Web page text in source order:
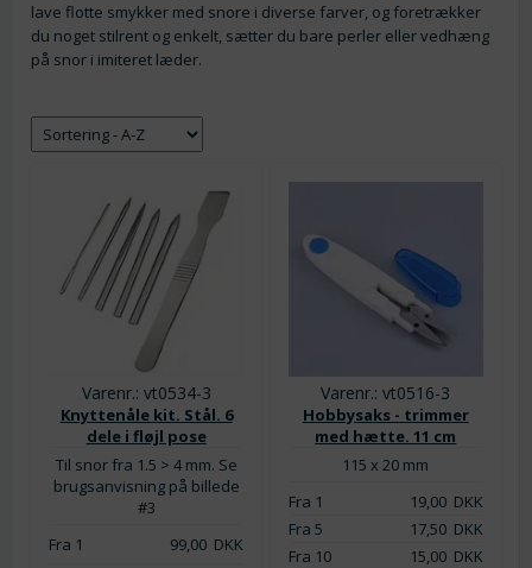
lave flotte smykker med snore i diverse farver, og foretrækker
du noget stilrent og enkelt, sætter du bare perler eller vedhæng
på snor i imiteret læder.
Varenr.: vt0534-3
Knyttenåle kit. Stål. 6
dele i fløjl pose
Til snor fra 1.5 > 4 mm. Se
brugsanvisning på billede
#3
Fra 1
99,00DKK
Varenr.: vt0516-3
Hobbysaks - trimmer
med hætte. 11 cm
115 x 20 mm
Fra 1
19,00DKK
Fra 5
17,50DKK
Fra 10
15,00DKK